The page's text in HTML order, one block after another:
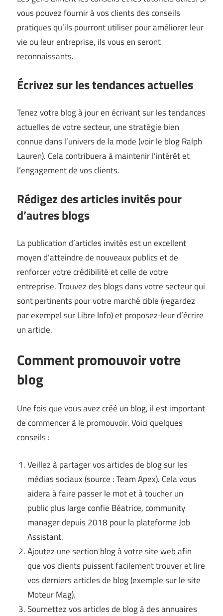
vous pouvez fournir à vos clients des conseils
pratiques qu’ils pourront utiliser pour améliorer leur
vie ou leur entreprise, ils vous en seront
reconnaissants.
Écrivez sur les tendances actuelles
Tenez votre blog à jour en écrivant sur les tendances
actuelles de votre secteur, une stratégie bien
connue dans l’univers de la mode (voir le blogRalph
Lauren). Cela contribuera à maintenir l’intérêt et
l’engagement de vos clients.
Rédigez des articles invités pour
d’autres blogs
La publication d’articles invités est un excellent
moyen d’atteindre de nouveaux publics et de
renforcer votre crédibilité et celle de votre
entreprise. Trouvez des blogs dans votre secteur qui
sont pertinents pour votre marché cible (regardez
par exempel surLibre Info) et proposez-leur d’écrire
un article.
Comment promouvoir votre
blog
Une fois que vous avez créé un blog, il est important
de commencer à le promouvoir. Voici quelques
conseils :
Veillez à partager vos articles de blog sur les
médias sociaux (source :Team Apex). Cela vous
aidera à faire passer le mot et à toucher un
public plus large confie Béatrice, community
manager depuis 2018 pour la plateformeJob
Assistant.
Ajoutez une section blog à votre site web afin
que vos clients puissent facilement trouver et lire
vos derniers articles de blog (exemple sur le site
Moteur Mag).
Soumettez vos articles de blog à des annuaires